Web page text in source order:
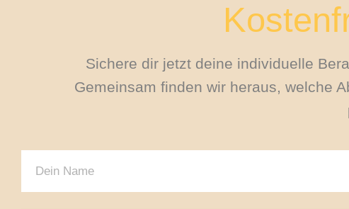
Sichere dir jetzt deine individuelle
Gemeinsam finden wir heraus, welche